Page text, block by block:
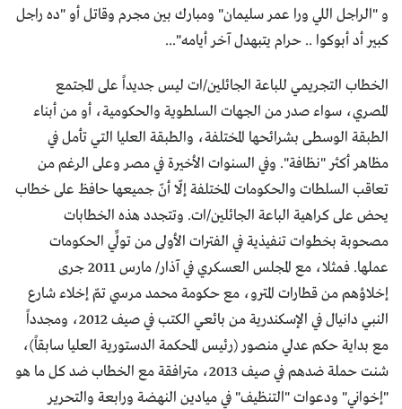
و "الراجل اللي ورا عمر سليمان" ومبارك بين مجرم وقاتل أو "ده راجل
كبير أد أبوكوا .. حرام يتبهدل آخر أيامه"...
الخطاب التجريمي للباعة الجائلين/ات ليس جديداً على المجتمع
المصري، سواء صدر من الجهات السلطوية والحكومية، أو من أبناء
الطبقة الوسطى بشرائحها المختلفة، والطبقة العليا التي تأمل في
مظاهر أكثر "نظافة". وفي السنوات الأخيرة في مصر وعلى الرغم من
تعاقب السلطات والحكومات المختلفة إلّا أنّ جميعها حافظ على خطاب
يحض على كراهية الباعة الجائلين/ات. وتتجدد هذه الخطابات
مصحوبة بخطوات تنفيذية في الفترات الأولى من تولِّي الحكومات
عملها. فمثلا، مع المجلس العسكري في آذار/ مارس 2011 جرى
إخلاؤهم من قطارات المترو، مع حكومة محمد مرسي تمّ إخلاء شارع
النبي دانيال في الإسكندرية من بائعي الكتب في صيف 2012، ومجدداً
مع بداية حكم عدلي منصور (رئيس المحكمة الدستورية العليا سابقاً)،
شنت حملة ضدهم في صيف 2013، مترافقة مع الخطاب ضد كل ما هو
"إخواني" ودعوات "التنظيف" في ميادين النهضة ورابعة والتحرير